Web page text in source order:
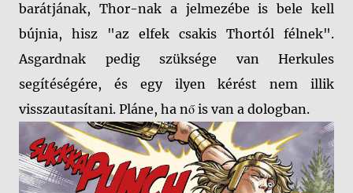
barátjának, Thor-nak a jelmezébe is bele kell
bújnia, hisz "az elfek csakis Thortól félnek".
Asgardnak pedig szüksége van Herkules
segítéségére, és egy ilyen kérést nem illik
visszautasítani. Pláne, ha nő is van a dologban.